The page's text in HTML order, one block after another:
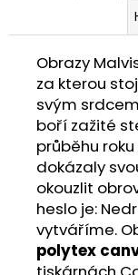
Obrazy
za kterou
svým
boří zažité
průběhu
dokázaly
okouzlit
heslo je:
vytváříme.
polytex